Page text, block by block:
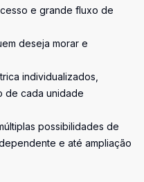
e grande fluxo de
deseja morar e
individualizados,
de cada unidade
possibilidades de
e até ampliação